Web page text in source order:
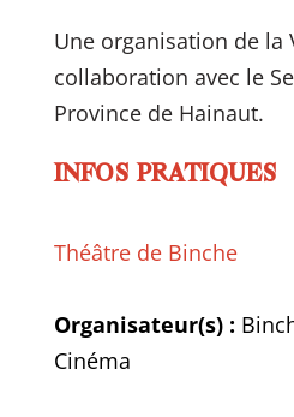
Une organisation de la
collaboration avec le
Province de Hainaut.
INFOS PRATIQUES
Théâtre de Binche
Organisateur(s) :
Cinéma